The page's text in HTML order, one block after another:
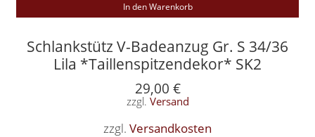
Schlankstütz V-Badeanzug Gr. S 34/36
Lila *Taillenspitzendekor* SK2
29,00 €
zzgl. Versand
zzgl. Versandkosten
In den Warenkorb